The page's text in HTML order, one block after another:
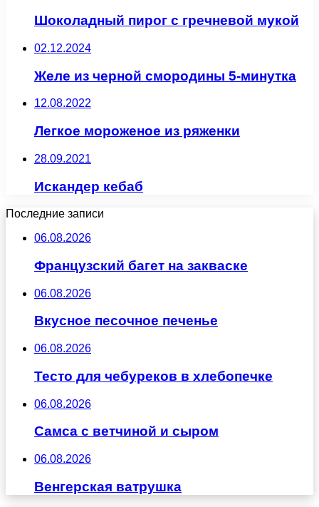
Шоколадный пирог с гречневой мукой
02.12.2024
Желе из черной смородины 5-минутка
12.08.2022
Легкое мороженое из ряженки
28.09.2021
Искандер кебаб
Последние записи
06.08.2026
Французский багет на закваске
06.08.2026
Вкусное песочное печенье
06.08.2026
Тесто для чебуреков в хлебопечке
06.08.2026
Самса с ветчиной и сыром
06.08.2026
Венгерская ватрушка